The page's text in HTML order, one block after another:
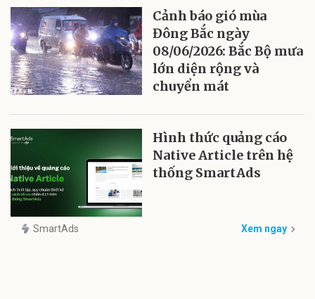
Cảnh báo gió mùa
Đông Bắc ngày
08/06/2026: Bắc Bộ mưa
lớn diện rộng và
chuyển mát
Hình thức quảng cáo
Native Article trên hệ
thống SmartAds
SmartAds Xem ngay